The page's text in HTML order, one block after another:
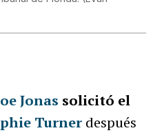
Jonas solicitó el
Turner después